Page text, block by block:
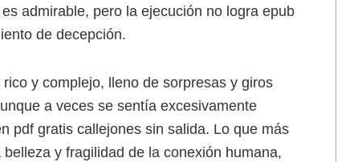
admirable, pero la ejecución no logra epub
de decepción.
y complejo, lleno de sorpresas y giros
a veces se sentía excesivamente
pdf gratis callejones sin salida. Lo que más
y fragilidad de la conexión humana,